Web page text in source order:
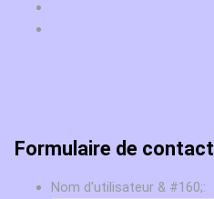
Formulaire de contact
Nom d'utilisateur & #160;: